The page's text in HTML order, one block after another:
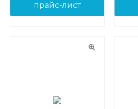
прайс-лист